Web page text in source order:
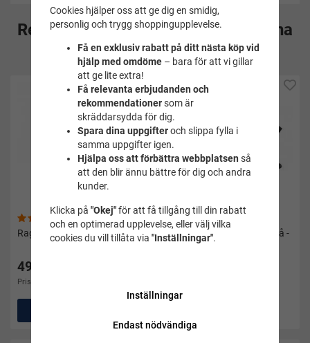
Rekommenderade tillbehör till denna
produkt
(3)
Raggsocka grå vuxen - Zokks
49 kr
Pris i andra butiker 69 kr
(7)
Strumpor i ull marin/vit/grå -
Cookies hjälper oss att ge dig en smidig,
personlig och trygg shoppingupplevelse.
Få en exklusiv rabatt på ditt nästa köp vid
hjälp med omdöme– bara för att vi gillar
att ge lite extra!
Få relevanta erbjudanden och
rekommendationersom är
skräddarsydda för dig.
Spara dina uppgifteroch slippa fylla i
samma uppgifter igen.
Hjälpa oss att förbättra webbplatsen så
att den blir ännu bättre för dig och andra
kunder.
Klicka på "Okej"för att få tillgång till din rabatt
och en optimerad upplevelse, eller välj vilka
cookies du vill tillåta via "Inställningar".
Inställningar
Endast nödvändiga